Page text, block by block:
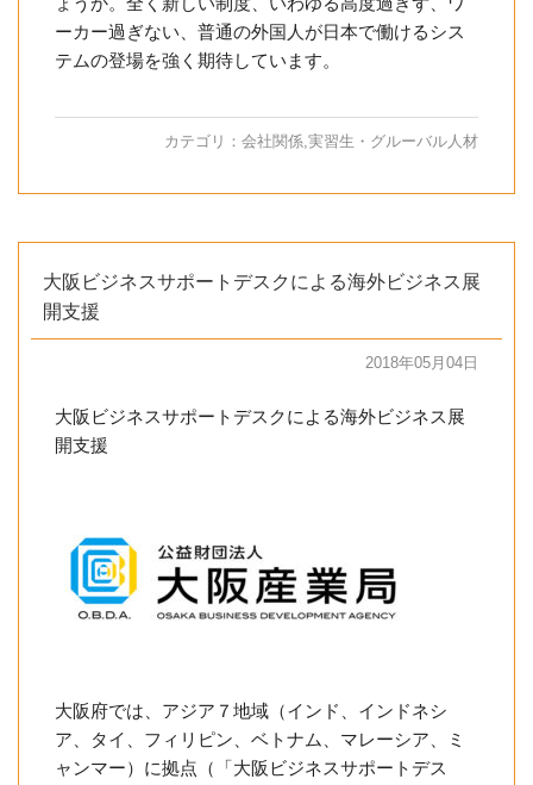
ーカー過ぎない、普通の外国人が日本で働けるシス
テムの登場を強く期待しています。
カテゴリ： 会社関係,実習生・グルーバル人材
大阪ビジネスサポートデスクによる海外ビジネス展
開支援
2018年05月04日
大阪ビジネスサポートデスクによる海外ビジネス展
開支援
大阪府では、アジア７地域（インド、インドネシ
ア、タイ、フィリピン、ベトナム、マレーシア、ミ
ャンマー）に拠点（「大阪ビジネスサポートデス